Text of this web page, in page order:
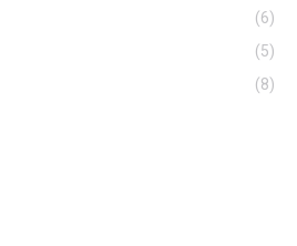
(6)
(5)
(8)